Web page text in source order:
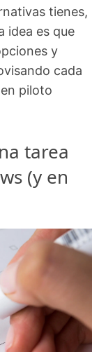
tienes,
idea es que
y
cada
piloto
tarea
(y en